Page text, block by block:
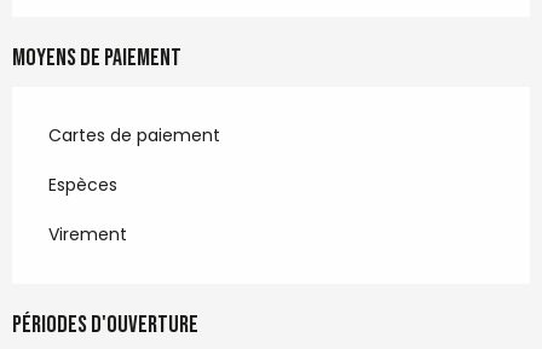
Moyens de paiement
Cartes de paiement
Espèces
Virement
Périodes d'ouverture